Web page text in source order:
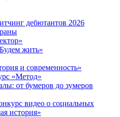
дебютантов 2026
жить»
и современность»
«Метод»
от бумеров до зумеров
видео о социальных
история»